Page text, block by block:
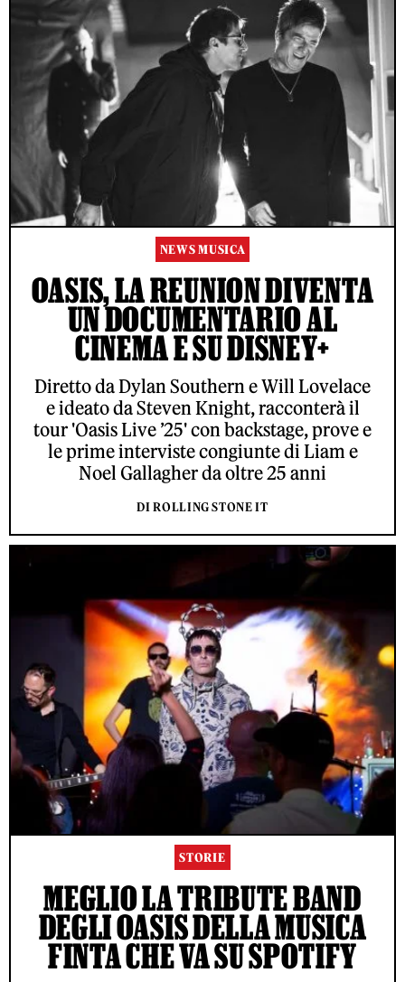
NEWS MUSICA
OASIS, LA REUNION DIVENTA
UN DOCUMENTARIO AL
CINEMA E SU DISNEY+
Diretto da Dylan Southern e Will Lovelace
e ideato da Steven Knight, racconterà il
tour 'Oasis Live ’25' con backstage, prove e
le prime interviste congiunte di Liam e
Noel Gallagher da oltre 25 anni
DI ROLLING STONE IT
STORIE
MEGLIO LA TRIBUTE BAND
DEGLI OASIS DELLA MUSICA
FINTA CHE VA SU SPOTIFY